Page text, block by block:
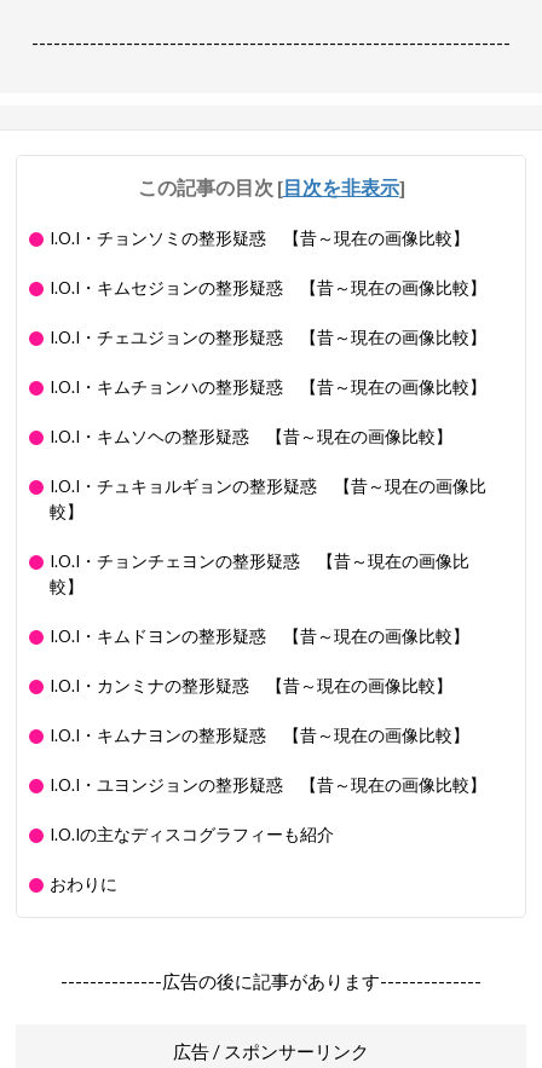
------------------------------------------------------------------
この記事の目次 [目次を非表示]
I.O.I・チョンソミの整形疑惑 【昔～現在の画像比較】
I.O.I・キムセジョンの整形疑惑 【昔～現在の画像比較】
I.O.I・チェユジョンの整形疑惑 【昔～現在の画像比較】
I.O.I・キムチョンハの整形疑惑 【昔～現在の画像比較】
I.O.I・キムソヘの整形疑惑 【昔～現在の画像比較】
I.O.I・チュキョルギョンの整形疑惑 【昔～現在の画像比
較】
I.O.I・チョンチェヨンの整形疑惑 【昔～現在の画像比
較】
I.O.I・キムドヨンの整形疑惑 【昔～現在の画像比較】
I.O.I・カンミナの整形疑惑 【昔～現在の画像比較】
I.O.I・キムナヨンの整形疑惑 【昔～現在の画像比較】
I.O.I・ユヨンジョンの整形疑惑 【昔～現在の画像比較】
I.O.Iの主なディスコグラフィーも紹介
おわりに
--------------広告の後に記事があります--------------
広告 / スポンサーリンク